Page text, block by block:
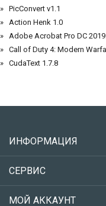
PicConvert v1.1
Action Henk 1.0
Adobe Acrobat Pro DC
Call of Duty 4: Modern
CudaText 1.7.8
ИНФОРМАЦИЯ
СЕРВИС
МОЙ АККАУНТ